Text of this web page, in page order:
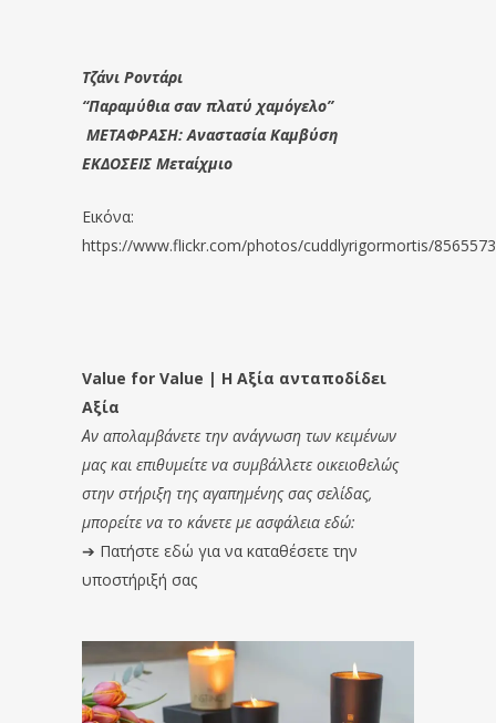
Τζάνι Ροντάρι
“Παραμύθια σαν πλατύ χαμόγελο”
ΜΕΤΑΦΡΑΣΗ: Αναστασία Καμβύση
ΕΚΔΟΣΕΙΣ Μεταίχμιο
Εικόνα:
https://www.flickr.com/photos/cuddlyrigormortis/
Value for Value | Η Αξία ανταποδίδει
Αξία
Αν απολαμβάνετε την ανάγνωση των κειμένων
μας και επιθυμείτε να συμβάλλετε οικειοθελώς
στην στήριξη της αγαπημένης σας σελίδας,
μπορείτε να το κάνετε με ασφάλεια εδώ:
➔ Πατήστε εδώ για να καταθέσετε την
υποστήριξή σας